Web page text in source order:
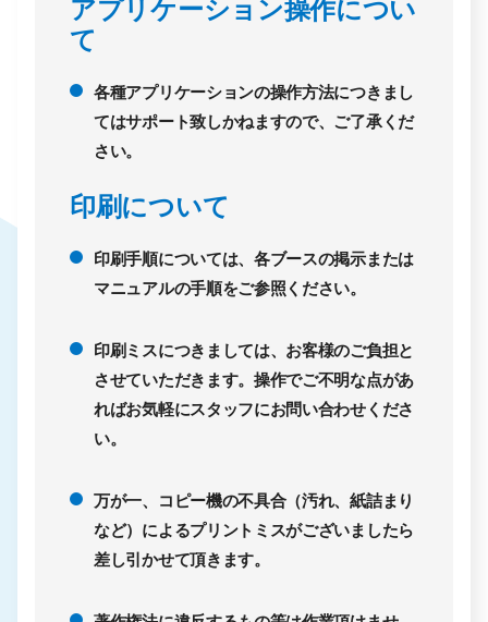
アプリケーション操作につい
て
各種アプリケーションの操作方法につきまし
てはサポート致しかねますので、ご了承くだ
さい。
印刷について
印刷手順については、各ブースの掲示または
マニュアルの手順をご参照ください。
印刷ミスにつきましては、お客様のご負担と
させていただきます。操作でご不明な点があ
ればお気軽にスタッフにお問い合わせくださ
い。
万が一、コピー機の不具合（汚れ、紙詰まり
など）によるプリントミスがございましたら
差し引かせて頂きます。